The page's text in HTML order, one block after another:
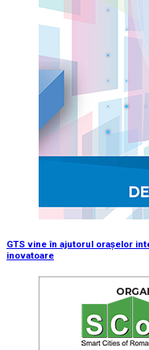
GTS vine în ajutorul orașelor
inovatoare